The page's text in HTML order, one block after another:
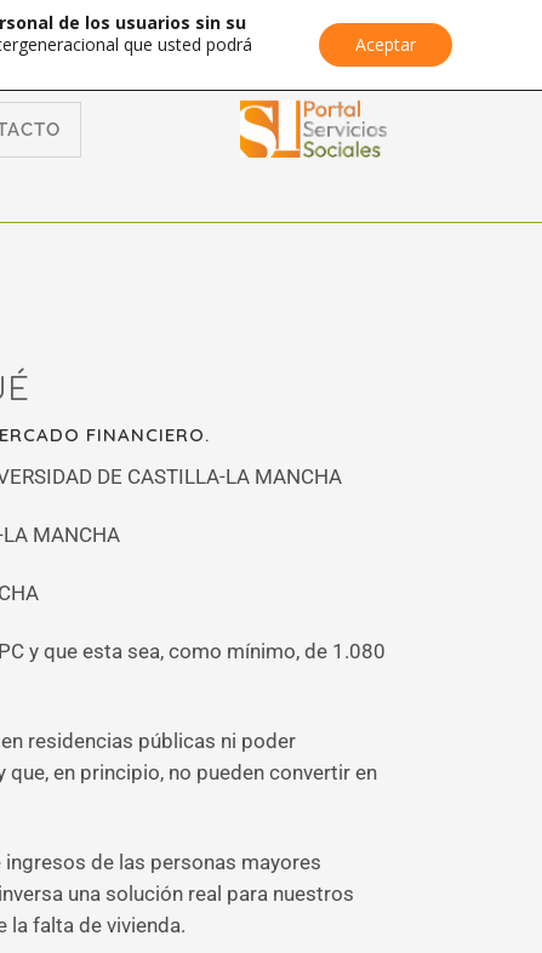
FINANCIERO.
DE CASTILLA-LA MANCHA
LA MANCHA
y que esta sea, como mínimo, de 1.080
residencias públicas ni poder
en principio, no pueden convertir en
de las personas mayores
una solución real para nuestros
la falta de vivienda.
de los usuarios sin su
que usted podrá
Aceptar